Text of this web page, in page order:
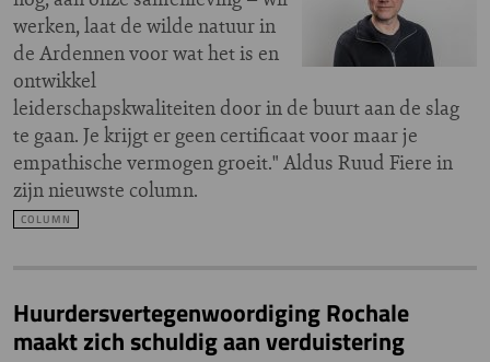
werken, laat de wilde natuur in
de Ardennen voor wat het is en
ontwikkel
leiderschapskwaliteiten door in de buurt aan de slag
te gaan. Je krijgt er geen certificaat voor maar je
empathische vermogen groeit." Aldus Ruud Fiere in
zijn nieuwste column.
COLUMN
Huurdersvertegenwoordiging Rochale
maakt zich schuldig aan verduistering